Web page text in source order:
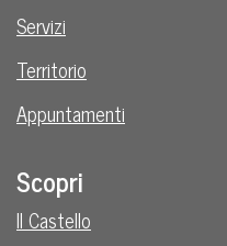
Servizi
Territorio
Appuntamenti
Scopri
Il Castello